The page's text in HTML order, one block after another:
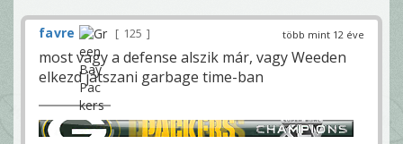
több mint 12 éve
favre 125
most vagy a defense alszik már, vagy Weeden
elkezd játszani garbage time-ban